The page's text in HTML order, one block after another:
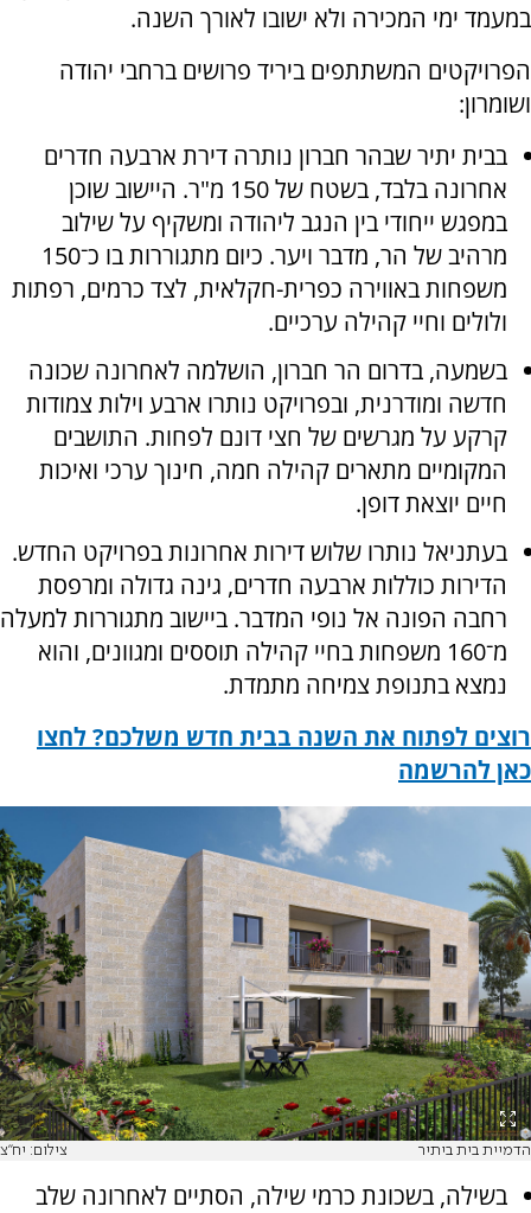
במעמד ימי המכירה ולא ישובו לאורך השנה.
הפרויקטים המשתתפים ביריד פרושים ברחבי יהודה
ושומרון:
בבית יתיר שבהר חברון נותרה דירת ארבעה חדרים
אחרונה בלבד, בשטח של 150 מ"ר. היישוב שוכן
במפגש ייחודי בין הנגב ליהודה ומשקיף על שילוב
מרהיב של הר, מדבר ויער. כיום מתגוררות בו כ־150
משפחות באווירה כפרית-חקלאית, לצד כרמים, רפתות
ולולים וחיי קהילה ערכיים.
בשמעה, בדרום הר חברון, הושלמה לאחרונה שכונה
חדשה ומודרנית, ובפרויקט נותרו ארבע וילות צמודות
קרקע על מגרשים של חצי דונם לפחות. התושבים
המקומיים מתארים קהילה חמה, חינוך ערכי ואיכות
חיים יוצאת דופן.
בעתניאל נותרו שלוש דירות אחרונות בפרויקט החדש.
הדירות כוללות ארבעה חדרים, גינה גדולה ומרפסת
רחבה הפונה אל נופי המדבר. ביישוב מתגוררות למעלה
מ־160 משפחות בחיי קהילה תוססים ומגוונים, והוא
נמצא בתנופת צמיחה מתמדת.
רוצים לפתוח את השנה בבית חדש משלכם? לחצו
כאן להרשמה
הדמיית בית ביתיר צילום: יח''צ
בשילה, בשכונת כרמי שילה, הסתיים לאחרונה שלב